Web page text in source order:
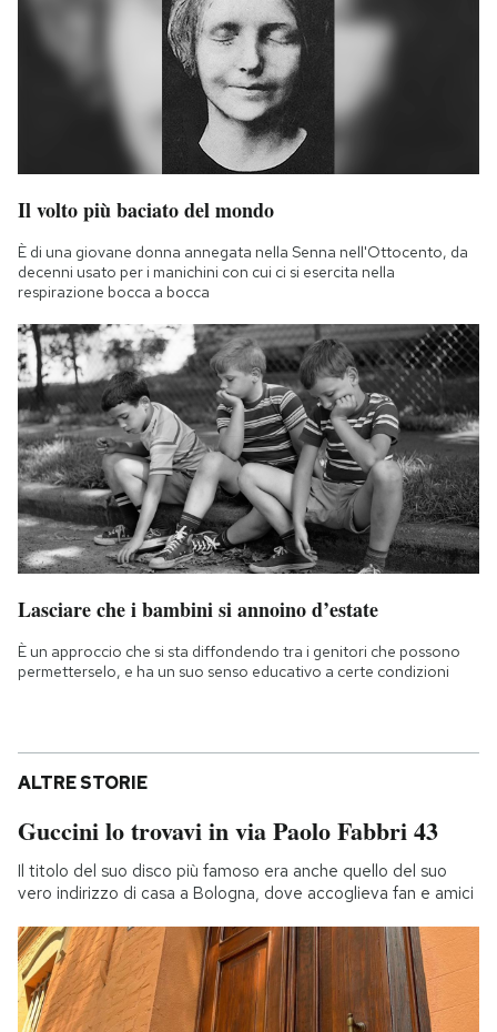
Il volto più baciato del mondo
È di una giovane donna annegata nella Senna nell'Ottocento, da
decenni usato per i manichini con cui ci si esercita nella
respirazione bocca a bocca
Lasciare che i bambini si annoino d’estate
È un approccio che si sta diffondendo tra i genitori che possono
permetterselo, e ha un suo senso educativo a certe condizioni
ALTRE STORIE
Guccini lo trovavi in via Paolo Fabbri 43
Il titolo del suo disco più famoso era anche quello del suo
vero indirizzo di casa a Bologna, dove accoglieva fan e amici